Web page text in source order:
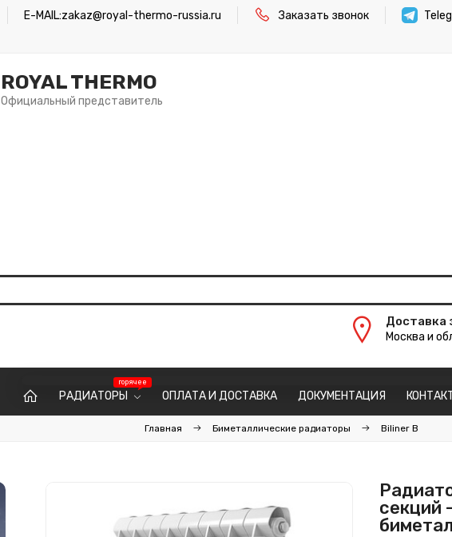
E-MAIL:zakaz@royal-thermo-russia.ru Заказать звонок
ROYAL THERMO
Официальный представитель
Доставка
Москва и
РАДИАТОРЫ ОПЛАТА И ДОСТАВКА ДОКУМЕНТАЦИЯ
Главная Биметаллические радиаторы Biliner B
секций